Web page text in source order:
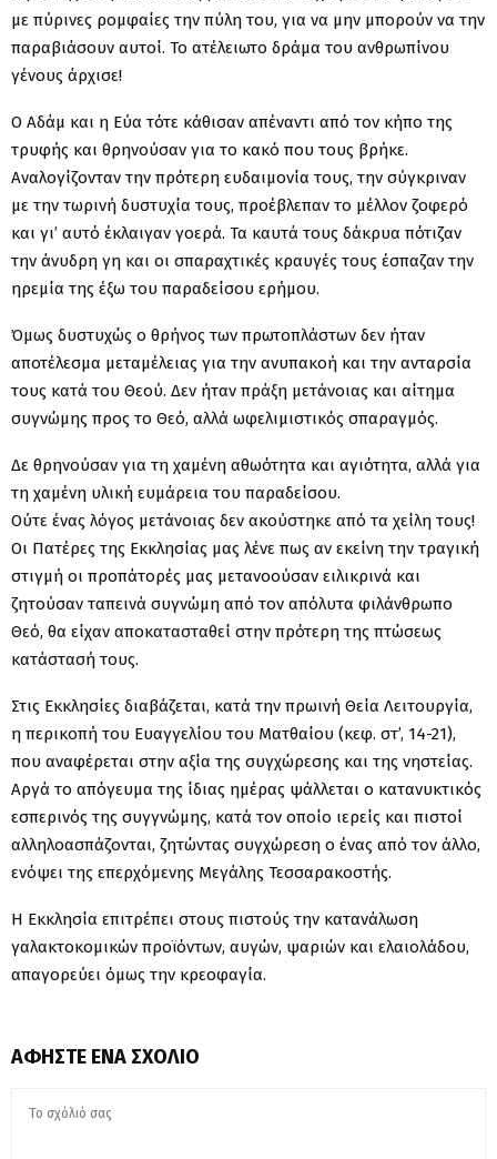
με πύρινες ρομφαίες την πύλη του, για να μην μπορούν να την
παραβιάσουν αυτοί. Το ατέλειωτο δράμα του ανθρωπίνου
γένους άρχισε!
Ο Αδάμ και η Εύα τότε κάθισαν απέναντι από τον κήπο της
τρυφής και θρηνούσαν για το κακό που τους βρήκε.
Αναλογίζονταν την πρότερη ευδαιμονία τους, την σύγκριναν
με την τωρινή δυστυχία τους, προέβλεπαν το μέλλον ζοφερό
και γι’ αυτό έκλαιγαν γοερά. Τα καυτά τους δάκρυα πότιζαν
την άνυδρη γη και οι σπαραχτικές κραυγές τους έσπαζαν την
ηρεμία της έξω του παραδείσου ερήμου.
Όμως δυστυχώς ο θρήνος των πρωτοπλάστων δεν ήταν
αποτέλεσμα μεταμέλειας για την ανυπακοή και την ανταρσία
τους κατά του Θεού. Δεν ήταν πράξη μετάνοιας και αίτημα
συγνώμης προς το Θεό, αλλά ωφελιμιστικός σπαραγμός.
Δε θρηνούσαν για τη χαμένη αθωότητα και αγιότητα, αλλά για
τη χαμένη υλική ευμάρεια του παραδείσου.
Ούτε ένας λόγος μετάνοιας δεν ακούστηκε από τα χείλη τους!
Οι Πατέρες της Εκκλησίας μας λένε πως αν εκείνη την τραγική
στιγμή οι προπάτορές μας μετανοούσαν ειλικρινά και
ζητούσαν ταπεινά συγνώμη από τον απόλυτα φιλάνθρωπο
Θεό, θα είχαν αποκατασταθεί στην πρότερη της πτώσεως
κατάστασή τους.
Στις Εκκλησίες διαβάζεται, κατά την πρωινή Θεία Λειτουργία,
η περικοπή του Ευαγγελίου του Ματθαίου (κεφ. στ’, 14-21),
που αναφέρεται στην αξία της συγχώρεσης και της νηστείας.
Αργά το απόγευμα της ίδιας ημέρας ψάλλεται ο κατανυκτικός
εσπερινός της συγγνώμης, κατά τον οποίο ιερείς και πιστοί
αλληλοασπάζονται, ζητώντας συγχώρεση ο ένας από τον άλλο,
ενόψει της επερχόμενης Μεγάλης Τεσσαρακοστής.
Η Εκκλησία επιτρέπει στους πιστούς την κατανάλωση
γαλακτοκομικών προϊόντων, αυγών, ψαριών και ελαιολάδου,
απαγορεύει όμως την κρεοφαγία.
ΑΦΉΣΤΕ ΈΝΑ ΣΧΌΛΙΟ